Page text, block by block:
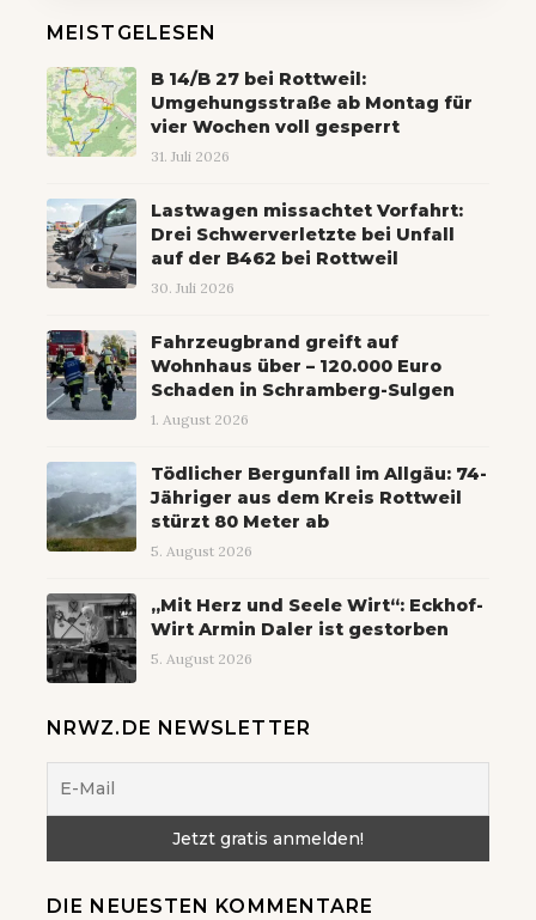
MEISTGELESEN
B 14/B 27 bei Rottweil:
Umgehungsstraße ab Montag für
vier Wochen voll gesperrt
31. Juli 2026
Lastwagen missachtet Vorfahrt:
Drei Schwerverletzte bei Unfall
auf der B462 bei Rottweil
30. Juli 2026
Fahrzeugbrand greift auf
Wohnhaus über – 120.000 Euro
Schaden in Schramberg-Sulgen
1. August 2026
Tödlicher Bergunfall im Allgäu: 74-
Jähriger aus dem Kreis Rottweil
stürzt 80 Meter ab
5. August 2026
„Mit Herz und Seele Wirt“: Eckhof-
Wirt Armin Daler ist gestorben
5. August 2026
NRWZ.DE NEWSLETTER
DIE NEUESTEN KOMMENTARE